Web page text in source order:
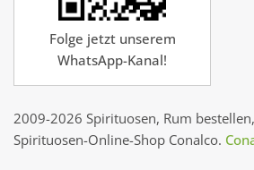
Folge jetzt unserem
WhatsApp-Kanal!
2009-2026 Spirituosen, Rum
Spirituosen-Online-Shop Conalco.